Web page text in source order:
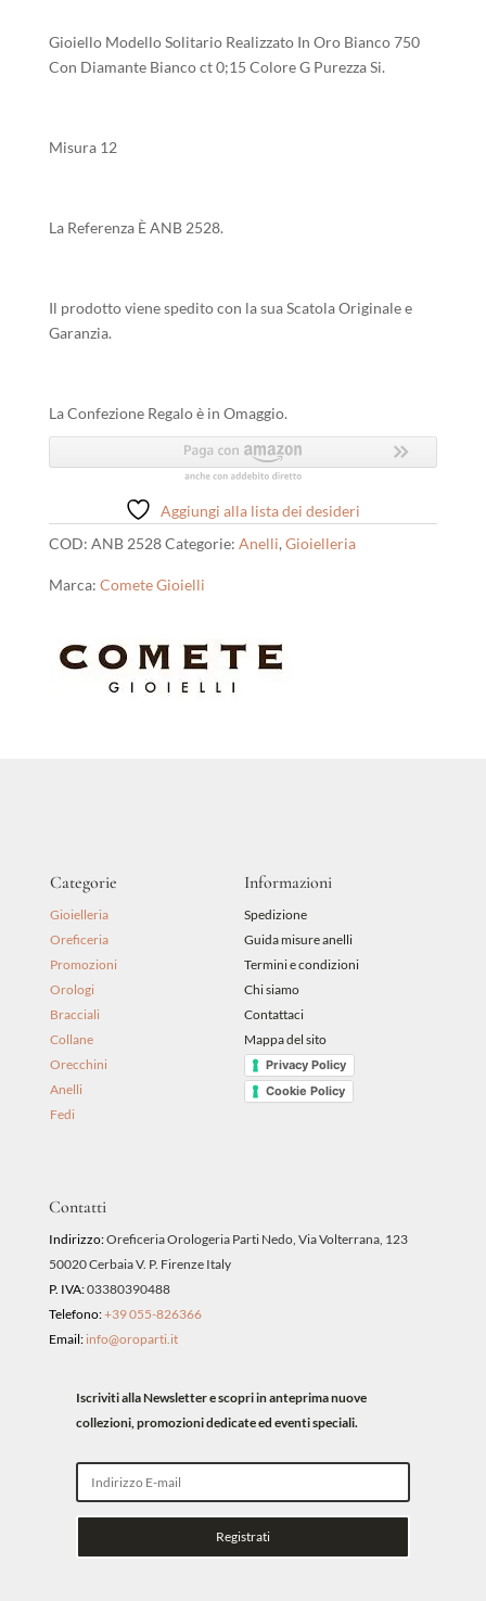
Gioiello Modello Solitario Realizzato In Oro Bianco 750
Con Diamante Bianco ct 0;15 Colore G Purezza Si.
Misura 12
La Referenza È ANB 2528.
Il prodotto viene spedito con la sua Scatola Originale e
Garanzia.
La Confezione Regalo è in Omaggio.
Aggiungi alla lista dei desideri
COD: ANB 2528Categorie: Anelli, Gioielleria
Marca: Comete Gioielli
Categorie
Gioielleria
Oreficeria
Promozioni
Orologi
Bracciali
Collane
Orecchini
Anelli
Fedi
Informazioni
Spedizione
Guida misure anelli
Termini e condizioni
Chi siamo
Contattaci
Mappa del sito
Privacy Policy
Cookie Policy
Contatti
Indirizzo:Oreficeria Orologeria Parti Nedo, Via Volterrana, 123
50020 Cerbaia V. P. Firenze Italy
P. IVA:03380390488
Telefono:+39 055-826366
Email: info@oroparti.it
Iscriviti alla Newsletter e scopri in anteprima nuove
collezioni, promozioni dedicate ed eventi speciali.
Registrati